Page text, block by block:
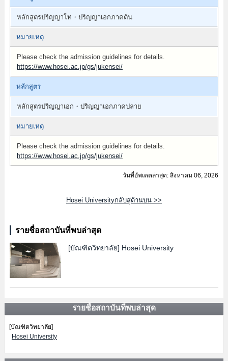
หลักสูตรปริญญาโท・ปริญญาเอกภาคต้น
หมายเหตุ
Please check the admission guidelines for details.
https://www.hosei.ac.jp/gs/jukensei/
หลักสูตร
หลักสูตรปริญญาเอก・ปริญญาเอกภาคปลาย
หมายเหตุ
Please check the admission guidelines for details.
https://www.hosei.ac.jp/gs/jukensei/
วันที่อัพเดตล่าสุด: สิงหาคม 06, 2026
Hosei Universityกลับสู่ด้านบน >>
รายชื่อสถาบันที่พบล่าสุด
[บัณฑิตวิทยาลัย] Hosei University
รายชื่อสถาบันที่พบล่าสุด
[บัณฑิตวิทยาลัย]
Hosei University